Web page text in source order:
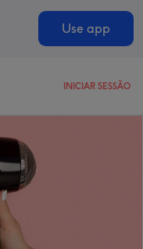
Use app
INICIAR SESSÃO